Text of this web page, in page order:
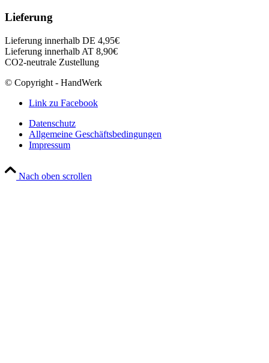
Lieferung
Lieferung innerhalb DE 4,95€
Lieferung innerhalb AT 8,90€
CO2-neutrale Zustellung
© Copyright - HandWerk
Link zu Facebook
Datenschutz
Allgemeine Geschäftsbedingungen
Impressum
Nach oben scrollen